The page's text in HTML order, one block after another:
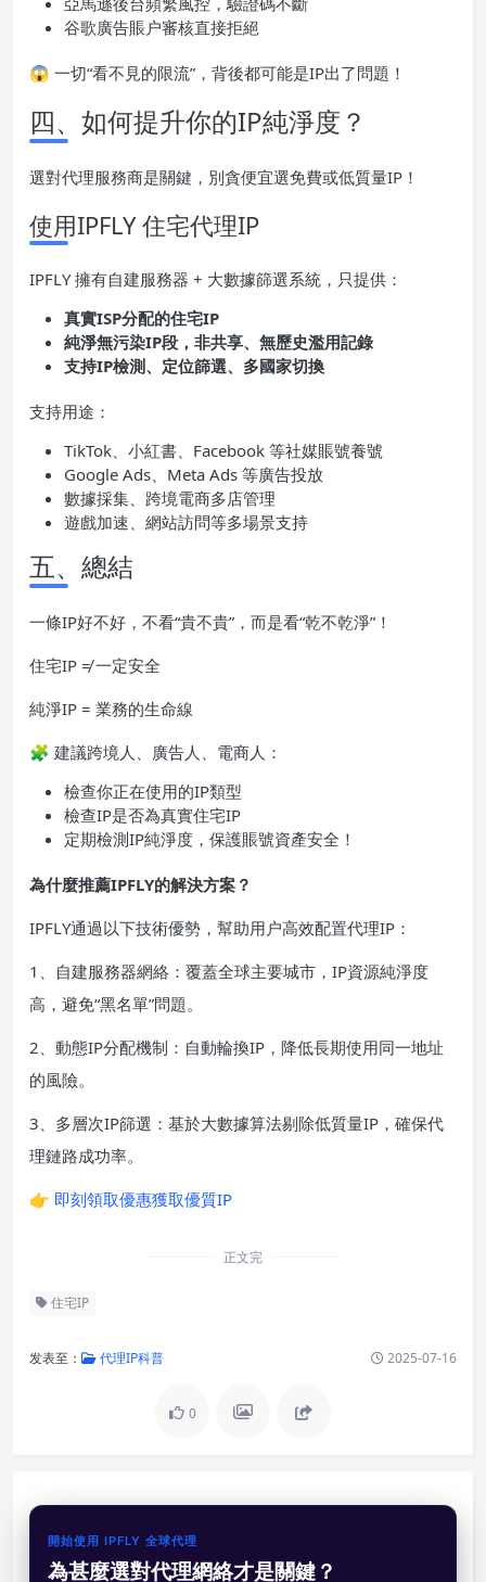
谷歌廣告賬户審核直接拒絕
😱 一切“看不見的限流”，背後都可能是IP出了問題！
四、如何提升你的IP純淨度？
選對代理服務商是關鍵，別貪便宜選免費或低質量IP！
使用IPFLY 住宅代理IP
IPFLY 擁有自建服務器 + 大數據篩選系統，只提供：
真實ISP分配的住宅IP
純淨無污染IP段，非共享、無歷史濫用記錄
支持IP檢測、定位篩選、多國家切換
支持用途：
TikTok、小紅書、Facebook 等社媒賬號養號
Google Ads、Meta Ads 等廣告投放
數據採集、跨境電商多店管理
遊戲加速、網站訪問等多場景支持
五、總結
一條IP好不好，不看“貴不貴”，而是看“乾不乾淨”！
住宅IP ≠ 一定安全
純淨IP = 業務的生命線
🧩 建議跨境人、廣告人、電商人：
檢查你正在使用的IP類型
檢查IP是否為真實住宅IP
定期檢測IP純淨度，保護賬號資產安全！
為什麼推薦IPFLY的解決方案？
IPFLY通過以下技術優勢，幫助用户高效配置代理IP：
1、自建服務器網絡：覆蓋全球主要城市，IP資源純淨度
高，避免“黑名單”問題。
2、動態IP分配機制：自動輪換IP，降低長期使用同一地址
的風險。
3、多層次IP篩選：基於大數據算法剔除低質量IP，確保代
理鏈路成功率。
👉 即刻領取優惠獲取優質IP
正文完
住宅IP
发表至： 代理IP科普 2025-07-16
0
開始使用 IPFLY 全球代理
為甚麼選對代理網絡才是關鍵？